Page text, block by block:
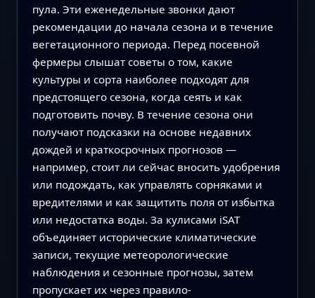
пула. Эти еженедельные звонки дают
рекомендации до начала сезона и в течение
вегетационного периода. Перед посевной
фермеры слышат советы о том, какие
культуры и сорта наиболее подходят для
предстоящего сезона, когда сеять и как
подготовить почву. В течение сезона они
получают подсказки на основе недавних
дождей и краткосрочных прогнозов —
например, стоит ли сейчас вносить удобрения
или подождать, как управлять сорняками и
вредителями и как защитить поля от избытка
или недостатка воды. За кулисами iSAT
объединяет исторические климатические
записи, текущие метеорологические
наблюдения и сезонные прогнозы, затем
пропускает их через правило-